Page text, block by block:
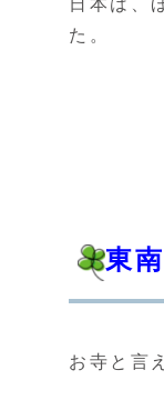
た。
東南
お寺と言